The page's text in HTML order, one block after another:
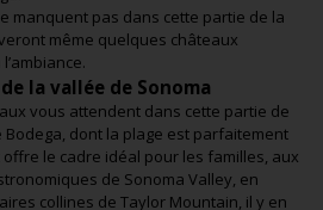
manquent pas dans cette partie de la
même quelques châteaux
la vallée de Sonoma
vous attendent dans cette partie de
Bodega, dont la plage est parfaitement
le cadre idéal pour les familles, aux
de Sonoma Valley, en
collines de Taylor Mountain, il y en